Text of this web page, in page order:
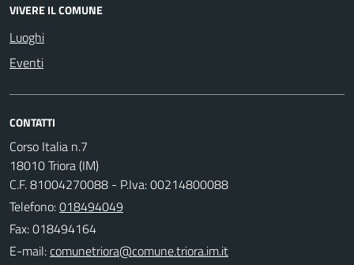
VIVERE IL COMUNE
Luoghi
Eventi
CONTATTI
Corso Italia n.7
18010 Triora (IM)
C.F. 81004270088 - P.Iva: 00214800088
Telefono:018494049
Fax: 018494164
E-mail: